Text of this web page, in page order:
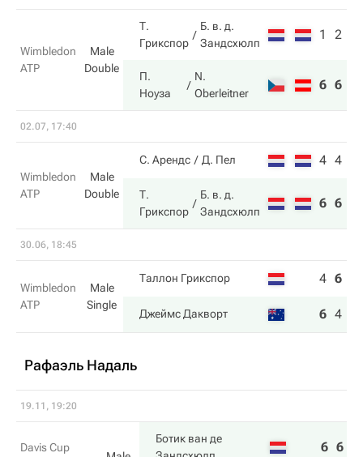
Wimbledon
ATP
Male
Double
Т.
Грикспор
Б. в. д.
Зандсхюлп
1 2
П.
Ноуза
N.
Oberleitner
6 6
02.07, 17:40
Wimbledon
ATP
Male
Double
С. Арендс Д. Пел 4 4
Т.
Грикспор
Б. в. д.
Зандсхюлп
6 6
30.06, 18:45
Wimbledon
ATP
Male
Single
Таллон Грикспор 4 6
Джеймс Дакворт 6 4
Рафаэль Надаль
19.11, 19:20
Davis Cup
Ботик ван де
6 6